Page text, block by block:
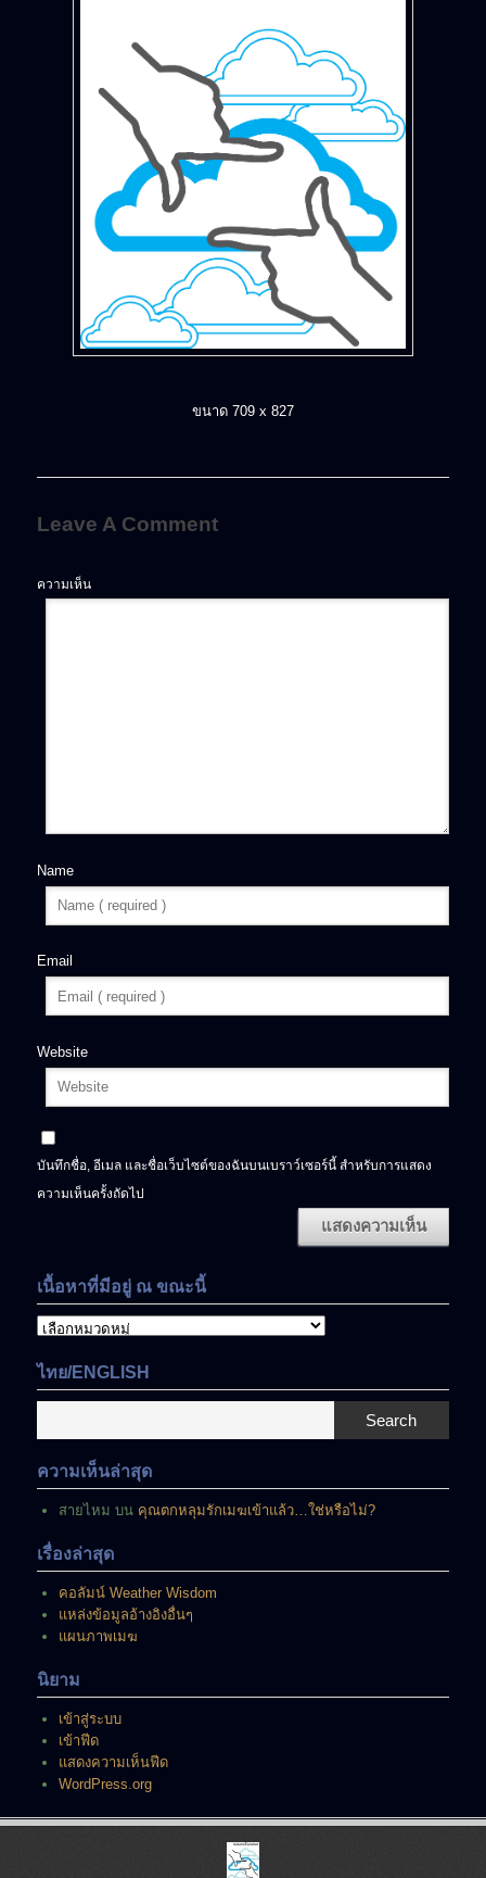
ขนาด 709 x 827
Leave A Comment
ความเห็น
Name
Email
Website
บันทึกชื่อ, อีเมล และชื่อเว็บไซต์ของฉันบนเบราว์เซอร์นี้ สำหรับการแสดง
ความเห็นครั้งถัดไป
เนื้อหาที่มีอยู่ ณ ขณะนี้
เนื้อหา
มี
อยู่
ไทย/ENGLISH
Search
ความเห็นล่าสุด
สายไหม บน คุณตกหลุมรักเมฆเข้าแล้ว…ใช่หรือไม่?
เรื่องล่าสุด
คอลัมน์ Weather Wisdom
แหล่งข้อมูลอ้างอิงอื่นๆ
แผนภาพเมฆ
นิยาม
เข้าสู่ระบบ
เข้าฟีด
แสดงความเห็นฟีด
WordPress.org